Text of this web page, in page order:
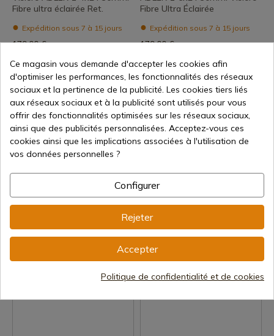
Fibre ultra éclairée Ret.
Expédition sous 7 à 15 jours
179,00 €
Fibre Ultra Éclairée
Expédition sous 7 à 15 jours
179,00 €
Voir le produit
Viseur ADLER 1-6x24 30mm.
Expédition sous 7 à 15 jours
179,00 €
KONUS Wild 4-12x40 Visière
Expédition sous 7 à 15 jours
137,00 €
Ce magasin vous demande d'accepter les cookies afin
d'optimiser les performances, les fonctionnalités des réseaux
sociaux et la pertinence de la publicité. Les cookies tiers liés
aux réseaux sociaux et à la publicité sont utilisés pour vous
offrir des fonctionnalités optimisées sur les réseaux sociaux,
ainsi que des publicités personnalisées. Acceptez-vous ces
cookies ainsi que les implications associées à l'utilisation de
vos données personnelles ?
Configurer
Rejeter
Accepter
Politique de confidentialité et de cookies